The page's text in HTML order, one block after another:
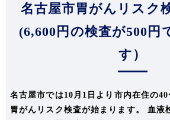
名古屋市胃がんリスク
(6,600円の検査が500円
す）
名古屋市では10月1日より市内在住の
胃がんリスク検査が始まります。 血液